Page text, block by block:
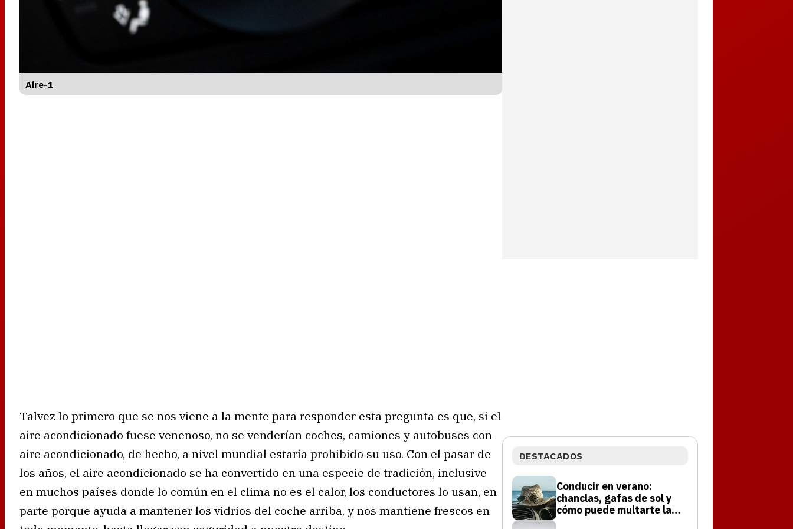
Aire-1
Talvez lo primero que se nos viene a la mente para responder esta pregunta es que, si el
aire acondicionado fuese venenoso, no se venderían coches, camiones y autobuses con
aire acondicionado, de hecho, a nivel mundial estaría prohibido su uso. Con el pasar de
los años, el aire acondicionado se ha convertido en una especie de tradición, inclusive
en muchos países donde lo común en el clima no es el calor, los conductores lo usan, en
parte porque ayuda a mantener los vidrios del coche arriba, y nos mantiene frescos en
DESTACADOS
Conducir en verano:
chanclas, gafas de sol y
cómo puede multarte la